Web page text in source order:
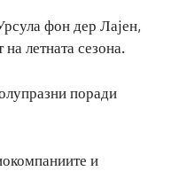
фон дер Лајен,
летната сезона.
поради
и